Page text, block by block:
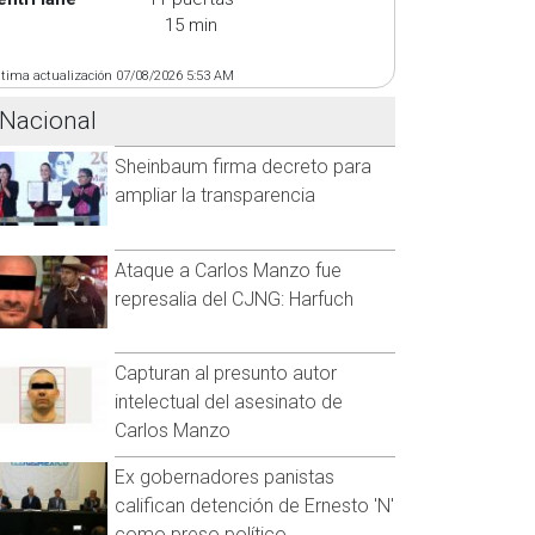
15 min
actualización 07/08/2026 5:53 AM
Nacional
Sheinbaum firma decreto para
ampliar la transparencia
Ataque a Carlos Manzo fue
represalia del CJNG: Harfuch
Capturan al presunto autor
intelectual del asesinato de
Carlos Manzo
Ex gobernadores panistas
califican detención de Ernesto 'N'